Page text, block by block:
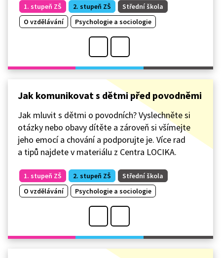
1. stupeň ZŠ 2. stupeň ZŠ
Střední škola
O vzdělávání
Psychologie a sociologie
Jak komunikovat s dětmi před povodněmi
Jak mluvit s dětmi o povodních? Vyslechněte si
otázky nebo obavy dítěte a zároveň si všímejte
jeho emocí a chování a podporujte je. Více rad
a tipů najdete v materiálu z Centra LOCIKA.
1. stupeň ZŠ 2. stupeň ZŠ
Střední škola
O vzdělávání
Psychologie a sociologie